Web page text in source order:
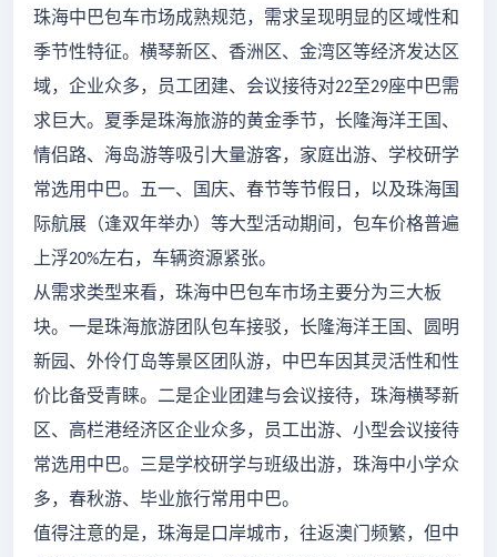
珠海中巴包车市场成熟规范，需求呈现明显的区域性和
季节性特征。横琴新区、香洲区、金湾区等经济发达区
域，企业众多，员工团建、会议接待对22至29座中巴需
求巨大。夏季是珠海旅游的黄金季节，长隆海洋王国、
情侣路、海岛游等吸引大量游客，家庭出游、学校研学
常选用中巴。五一、国庆、春节等节假日，以及珠海国
际航展（逢双年举办）等大型活动期间，包车价格普遍
上浮20%左右，车辆资源紧张。
从需求类型来看，珠海中巴包车市场主要分为三大板
块。一是珠海旅游团队包车接驳，长隆海洋王国、圆明
新园、外伶仃岛等景区团队游，中巴车因其灵活性和性
价比备受青睐。二是企业团建与会议接待，珠海横琴新
区、高栏港经济区企业众多，员工出游、小型会议接待
常选用中巴。三是学校研学与班级出游，珠海中小学众
多，春秋游、毕业旅行常用中巴。
值得注意的是，珠海是口岸城市，往返澳门频繁，但中